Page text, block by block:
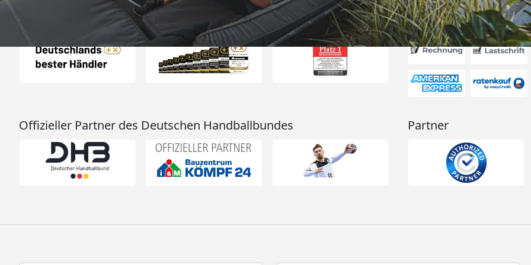
Auszeichnungen Akzeptierte
Offizieller Partner des Deutschen Handballbundes Partner